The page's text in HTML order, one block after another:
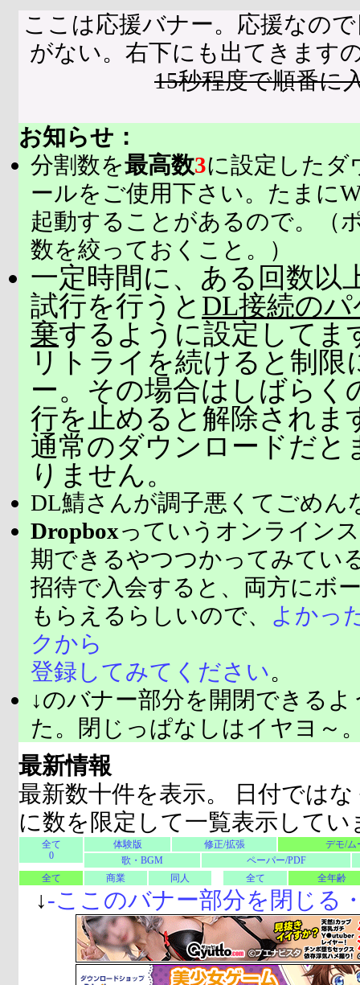
ここは応援バナー。応援なの
がない。右下にも出てきます
15秒程度で順番に
お知らせ：
分割数を最高数3に設定したダ
ールをご使用下さい。たまに
起動することがあるので。（
数を絞っておくこと。）
一定時間に、ある回数以
試行を行うと DL接続の
棄するように設定してま
リトライを続けると制限
ー。その場合はしばらく
行を止めると解除されま
通常のダウンロードだと
りません。
DL鯖さんが調子悪くてごめん
Dropboxっていうオンライン
期できるやつつかってみてい
招待で入会すると、両方にボ
もらえるらしいので、
よかっ
クから
登録してみてください。
↓のバナー部分を開閉できる
た。閉じっぱなしはイヤヨ～
最新情報
最新数十件を表示。 日付では
に数を限定して一覧表示してい
全て
0
体験版 修正/拡張
デモ/ム
歌・BGM
ペーパー/PDF
全て
商業 同人 全て 全年齢
↓-ここのバナー部分を閉じる